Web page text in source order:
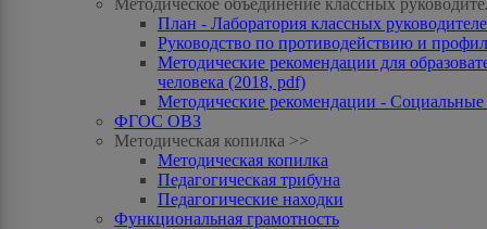
Методическое объединение классных
План - Лаборатория классных
Руководство по противодействию и
Методические рекомендации для
человека (2018, pdf)
Методические рекомендации -
ФГОС ОВЗ
Методическая копилка >>
Методическая копилка
Педагогическая трибуна
Педагогические находки
Функциональная грамотность